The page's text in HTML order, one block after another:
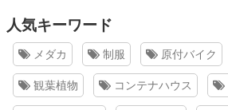
人気キーワード
メダカ 制服 原付バイク
観葉植物 コンテナハウス